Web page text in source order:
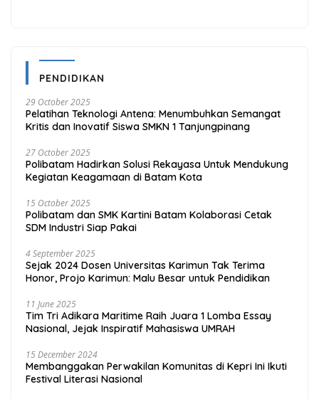
PENDIDIKAN
29 October 2025
Pelatihan Teknologi Antena: Menumbuhkan Semangat
Kritis dan Inovatif Siswa SMKN 1 Tanjungpinang
27 October 2025
Polibatam Hadirkan Solusi Rekayasa Untuk Mendukung
Kegiatan Keagamaan di Batam Kota
15 October 2025
Polibatam dan SMK Kartini Batam Kolaborasi Cetak
SDM Industri Siap Pakai
4 September 2025
Sejak 2024 Dosen Universitas Karimun Tak Terima
Honor, Projo Karimun: Malu Besar untuk Pendidikan
11 June 2025
Tim Tri Adikara Maritime Raih Juara 1 Lomba Essay
Nasional, Jejak Inspiratif Mahasiswa UMRAH
15 December 2024
Membanggakan Perwakilan Komunitas di Kepri Ini Ikuti
Festival Literasi Nasional